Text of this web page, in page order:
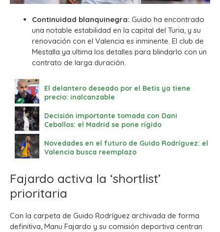
Continuidad blanquinegra: Guido ha encontrado
una notable estabilidad en la capital del Turia, y su
renovación con el Valencia es inminente. El club de
Mestalla ya ultima los detalles para blindarlo con un
contrato de larga duración.
El delantero deseado por el Betis ya tiene
precio: inalcanzable
Decisión importante tomada con Dani
Ceballos: el Madrid se pone rígido
Novedades en el futuro de Guido Rodríguez: el
Valencia busca reemplazo
Fajardo activa la ‘shortlist’
prioritaria
Con la carpeta de Guido Rodríguez archivada de forma
definitiva, Manu Fajardo y su comisión deportiva centran